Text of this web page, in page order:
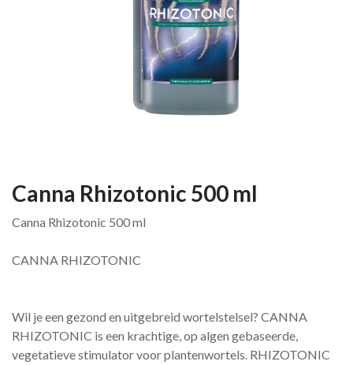
Canna Rhizotonic 500 ml
Canna Rhizotonic 500 ml
CANNA RHIZOTONIC
Wil je een gezond en uitgebreid wortelstelsel? CANNA
RHIZOTONIC is een krachtige, op algen gebaseerde,
vegetatieve stimulator voor plantenwortels. RHIZOTONIC